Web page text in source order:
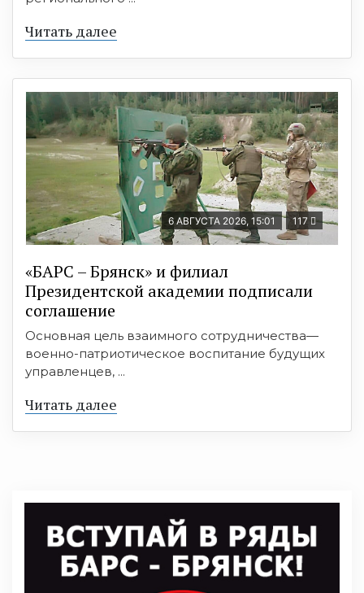
Читать далее
6 АВГУСТА 2026, 15:01 117
«БАРС – Брянск» и филиал
Президентской академии подписали
соглашение
Основная цель взаимного сотрудничества—
военно-патриотическое воспитание будущих
управленцев, ...
Читать далее